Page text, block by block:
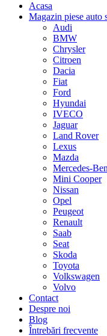
cumpărături
Acasa
Magazin piese auto
Audi
BMW
Chrysler
Citroen
Dacia
Fiat
Ford
Hyundai
IVECO
Jaguar
Land Rover
Lexus
Mazda
Mercedes-
Mini Cooper
Nissan
Opel
Peugeot
Renault
Saab
Seat
Skoda
Toyota
Volkswagen
Volvo
Contact
Despre noi
Blog
Întrebări frecvente